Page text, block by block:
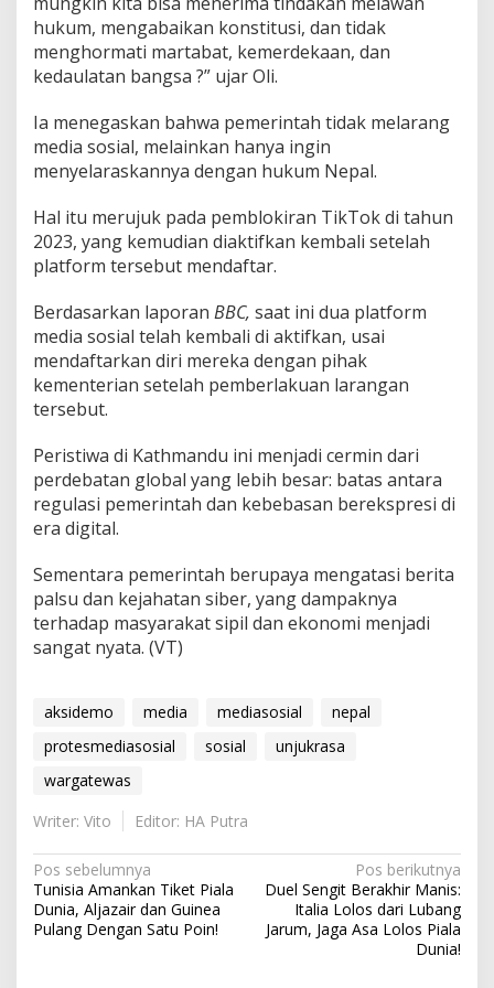
hukum, mengabaikan konstitusi, dan tidak
menghormati martabat, kemerdekaan, dan
kedaulatan bangsa ?” ujar Oli.
Ia menegaskan bahwa pemerintah tidak melarang
media sosial, melainkan hanya ingin
menyelaraskannya dengan hukum Nepal.
Hal itu merujuk pada pemblokiran TikTok di tahun
2023, yang kemudian diaktifkan kembali setelah
platform tersebut mendaftar.
Berdasarkan laporan BBC, saat ini dua platform
media sosial telah kembali di aktifkan, usai
mendaftarkan diri mereka dengan pihak
kementerian setelah pemberlakuan larangan
tersebut.
Peristiwa di Kathmandu ini menjadi cermin dari
perdebatan global yang lebih besar: batas antara
regulasi pemerintah dan kebebasan berekspresi di
era digital.
Sementara pemerintah berupaya mengatasi berita
palsu dan kejahatan siber, yang dampaknya
terhadap masyarakat sipil dan ekonomi menjadi
sangat nyata. (VT)
aksidemo media mediasosial
nepal
protesmediasosial
sosial
unjukrasa
wargatewas
Writer: Vito
Editor: HA Putra
N
a
v
Pos sebelumnya
Tunisia Amankan Tiket Piala
Dunia, Aljazair dan Guinea
Pulang Dengan Satu Poin!
Pos berikutnya
Duel Sengit Berakhir Manis:
Italia Lolos dari Lubang
Jarum, Jaga Asa Lolos Piala
Dunia!